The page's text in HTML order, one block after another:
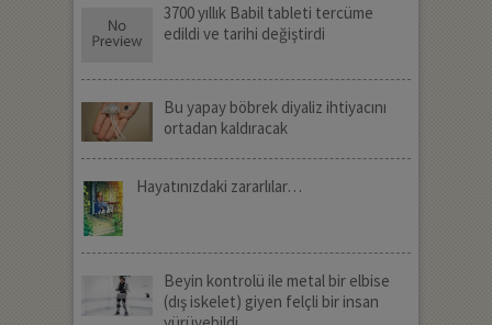
3700 yıllık Babil tableti tercüme
edildi ve tarihi değiştirdi
Bu yapay böbrek diyaliz ihtiyacını
ortadan kaldıracak
Hayatınızdaki zararlılar…
Beyin kontrolü ile metal bir elbise
(dış iskelet) giyen felçli bir insan